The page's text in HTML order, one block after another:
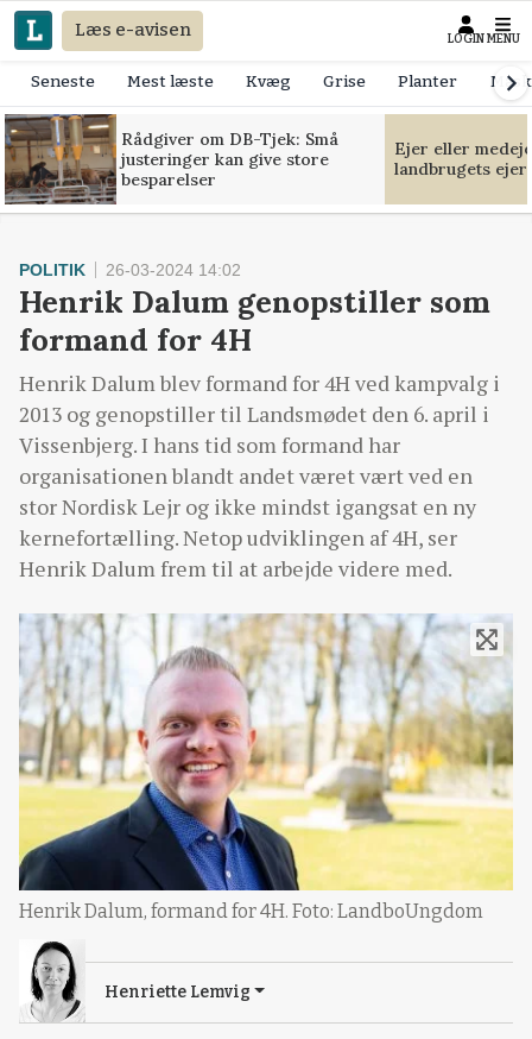
Læs e-avisen LOGIN MENU
Seneste Mest læste Kvæg Grise Planter
Rådgiver om DB-Tjek: Små
justeringer kan give store
besparelser
Ejer eller
landbrugets
POLITIK 26-03-2024 14:02
Henrik Dalum genopstiller som
formand for 4H
Henrik Dalum blev formand for 4H ved kampvalg i
2013 og genopstiller til Landsmødet den 6. april i
Vissenbjerg. I hans tid som formand har
organisationen blandt andet været vært ved en
stor Nordisk Lejr og ikke mindst igangsat en ny
kernefortælling. Netop udviklingen af 4H, ser
Henrik Dalum frem til at arbejde videre med.
Henrik Dalum, formand for 4H. Foto: LandboUngdom
Henriette Lemvig